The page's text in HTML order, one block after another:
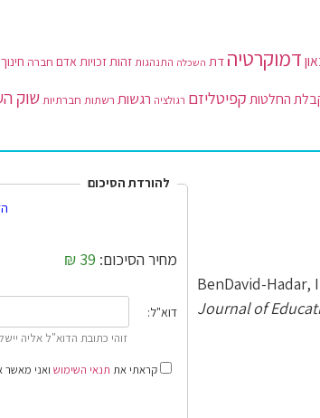
דמוקרטיה דת השכלה התנהגותזהותזכויות אדם חברה חינוך
החלטותקפיטליזם רגולציה רגשות רשתות חברתיותשוק
BenDavid-Hadar,
Journal of
להורדת הסיכום
מחיר הסיכום: 39 ₪
דוא"ל:
זוהי כתובת הדוא"ל אליה
קראתי את תנאי השימושואני מאשר